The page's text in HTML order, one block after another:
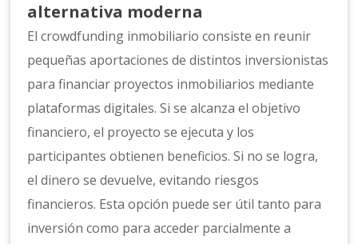
alternativa moderna
El crowdfunding inmobiliario consiste en reunir
pequeñas aportaciones de distintos inversionistas
para financiar proyectos inmobiliarios mediante
plataformas digitales. Si se alcanza el objetivo
financiero, el proyecto se ejecuta y los
participantes obtienen beneficios. Si no se logra,
el dinero se devuelve, evitando riesgos
financieros. Esta opción puede ser útil tanto para
inversión como para acceder parcialmente a